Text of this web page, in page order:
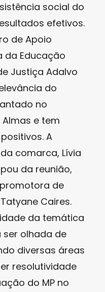
social do
efetivos.
de Apoio
da Educação
Justiça Adalvo
do
no
e tem
A
comarca, Lívia
da reunião,
de
Caires.
da temática
olhada de
diversas áreas
resolutividade
do MP no